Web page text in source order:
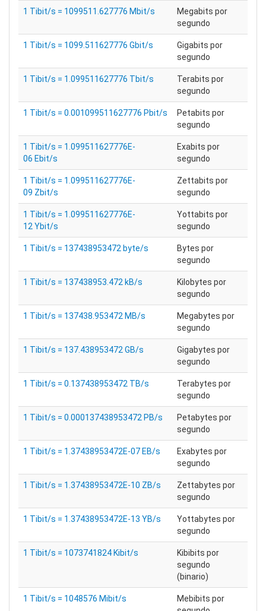
1 Tibit/s = 1099511.627776 Mbit/s
Megabits por
segundo
1 Tibit/s = 1099.511627776 Gbit/s
Gigabits por
segundo
1 Tibit/s = 1.099511627776 Tbit/s
Terabits por
segundo
1 Tibit/s = 0.001099511627776 Pbit/s
Petabits por
segundo
1 Tibit/s = 1.099511627776E-
06 Ebit/s
Exabits por
segundo
1 Tibit/s = 1.099511627776E-
09 Zbit/s
Zettabits por
segundo
1 Tibit/s = 1.099511627776E-
12 Ybit/s
Yottabits por
segundo
1 Tibit/s = 137438953472 byte/s
Bytes por
segundo
1 Tibit/s = 137438953.472 kB/s
Kilobytes por
segundo
1 Tibit/s = 137438.953472 MB/s
Megabytes por
segundo
1 Tibit/s = 137.438953472 GB/s
Gigabytes por
segundo
1 Tibit/s = 0.137438953472 TB/s
Terabytes por
segundo
1 Tibit/s = 0.000137438953472 PB/s
Petabytes por
segundo
1 Tibit/s = 1.37438953472E-07 EB/s
Exabytes por
segundo
1 Tibit/s = 1.37438953472E-10 ZB/s
Zettabytes por
segundo
1 Tibit/s = 1.37438953472E-13 YB/s
Yottabytes por
segundo
1 Tibit/s = 1073741824 Kibit/s
Kibibits por
segundo
(binario)
1 Tibit/s = 1048576 Mibit/s
Mebibits por